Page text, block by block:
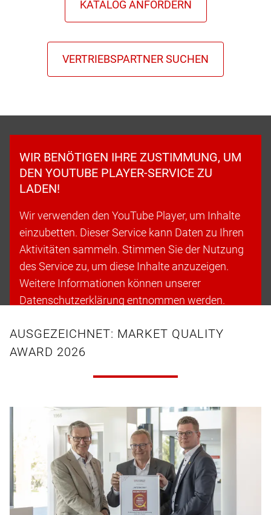
WIR BENÖTIGEN IHRE ZUSTIMMUNG, UM
DEN YOUTUBE PLAYER-SERVICE ZU
LADEN!
Wir verwenden den YouTube Player, um Inhalte
einzubetten. Dieser Service kann Daten zu Ihren
Aktivitäten sammeln. Stimmen Sie der Nutzung
des Service zu, um diese Inhalte anzuzeigen.
Weitere Informationen können unserer
Datenschutzerklärung entnommen werden.
Cookies akzeptieren & fortfahren
AUSGEZEICHNET: MARKET QUALITY
AWARD 2026